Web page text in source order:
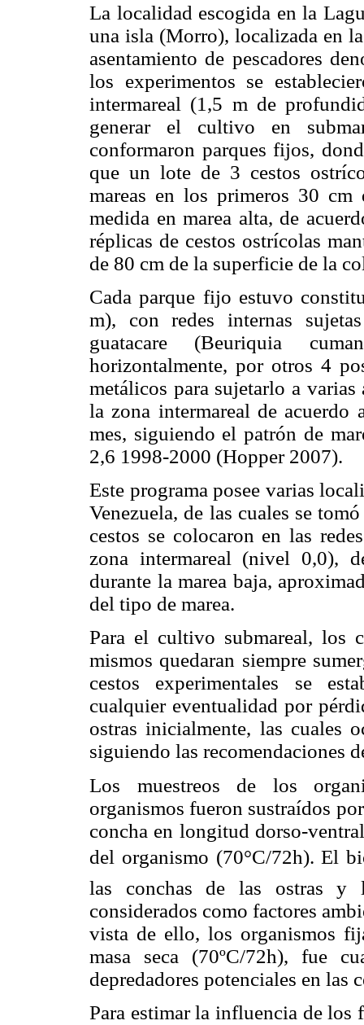
La localidad escogida en la
una isla (Morro), localizada en
asentamiento de pescadores
los experimentos se
intermareal (1,5 m de
generar el cultivo en
conformaron parques fijos,
que un lote de 3 cestos
mareas en los primeros 30
medida en marea alta, de
réplicas de cestos ostrícolas
de 80 cm de la superficie de la
Cada parque fijo estuvo
m), con redes internas
guatacare (Beuriquia
horizontalmente, por otros 4
metálicos para sujetarlo a varias
la zona intermareal de acuerdo
mes, siguiendo el patrón de
2,6 1998-2000 (Hopper 2007).
Este programa posee varias
Venezuela, de las cuales se
cestos se colocaron en las
zona intermareal (nivel 0,0),
durante la marea baja,
del tipo de marea.
Para el cultivo submareal, los
mismos quedaran siempre
cestos experimentales se
cualquier eventualidad por
ostras inicialmente, las cuales
siguiendo las recomendaciones
Los muestreos de los
organismos fueron sustraídos
concha en longitud dorso-
del organismo (70°C/72h). El
las conchas de las ostras y
considerados como factores
vista de ello, los organismos
masa seca (70ºC/72h), fue
depredadores potenciales en las
Para estimar la influencia de los